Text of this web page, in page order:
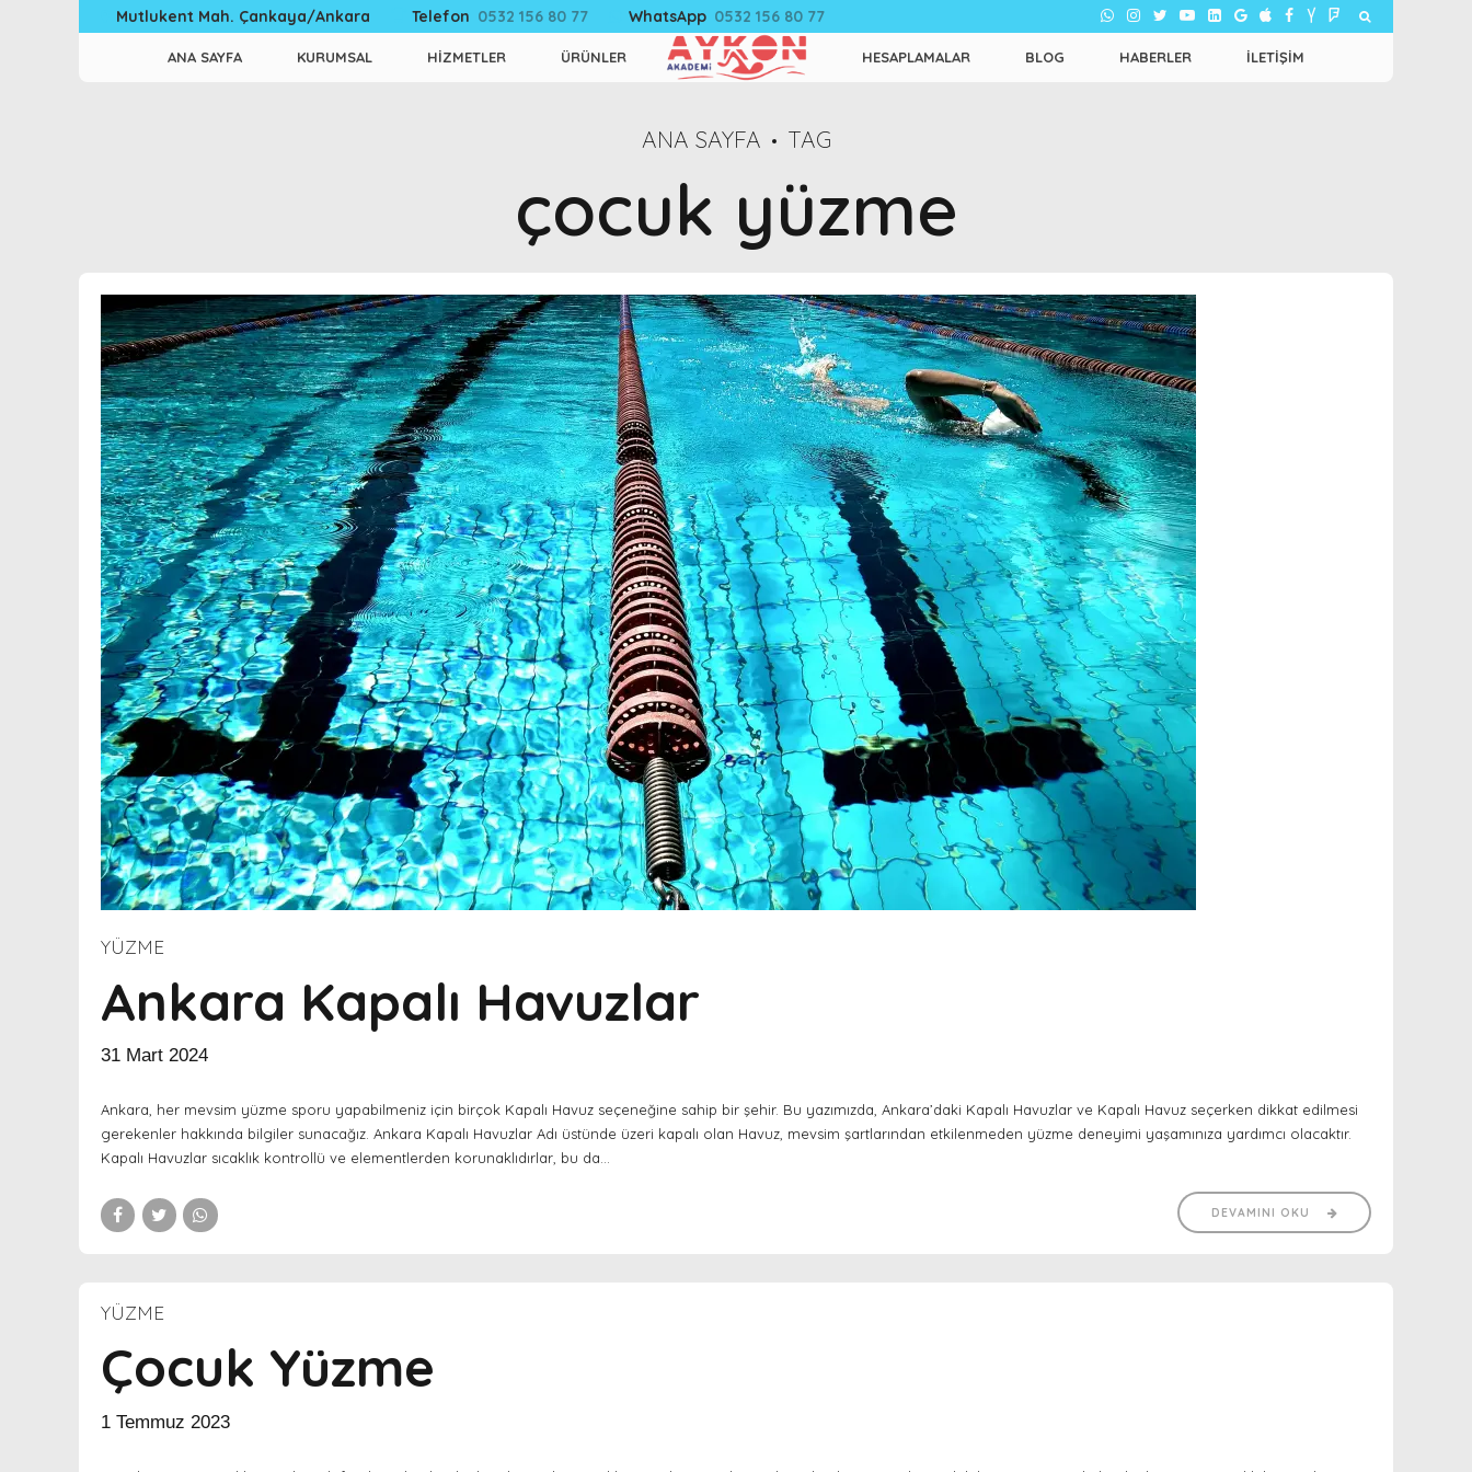
Mutlukent Mah. Çankaya/Ankara Telefon 0532 156 80 77 WhatsApp 0532 156 80 77
ANA SAYFA KURUMSAL HİZMETLER ÜRÜNLER HESAPLAMALAR BLOG HABERLER İLETIŞIM
ANA SAYFA TAG
çocuk yüzme
YÜZME
Ankara Kapalı Havuzlar
31 Mart 2024
Ankara, her mevsim yüzme sporu yapabilmeniz için birçok Kapalı Havuz seçeneğine sahip bir şehir. Bu yazımızda, Ankara’daki Kapalı Havuzlar ve Kapalı Havuz seçerken dikkat edilmesi
gerekenler hakkında bilgiler sunacağız. Ankara Kapalı Havuzlar Adı üstünde üzeri kapalı olan Havuz, mevsim şartlarından etkilenmeden yüzme deneyimi yaşamınıza yardımcı olacaktır.
Kapalı Havuzlar sıcaklık kontrollü ve elementlerden korunaklıdırlar, bu da...
DEVAMINI OKU
YÜZME
Çocuk Yüzme
1 Temmuz 2023